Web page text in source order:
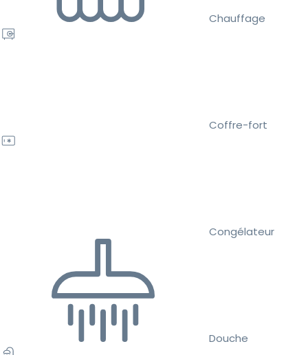
Chauffage
Coffre-fort
Congélateur
Douche